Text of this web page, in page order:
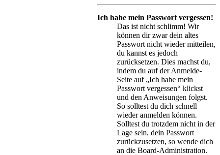
Ich habe mein Passwort vergessen!
Das ist nicht schlimm! Wir
können dir zwar dein altes
Passwort nicht wieder mitteilen,
du kannst es jedoch
zurücksetzen. Dies machst du,
indem du auf der Anmelde-
Seite auf „Ich habe mein
Passwort vergessen“ klickst
und den Anweisungen folgst.
So solltest du dich schnell
wieder anmelden können.
Solltest du trotzdem nicht in der
Lage sein, dein Passwort
zurückzusetzen, so wende dich
an die Board-Administration.